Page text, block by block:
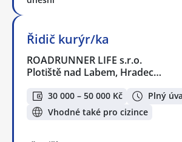
Řidič kurýr/ka
ROADRUNNER LIFE s.r.o.
Plotiště nad Labem, Hradec…
30 000 – 50 000 Kč
Plný
Vhodné také pro cizince